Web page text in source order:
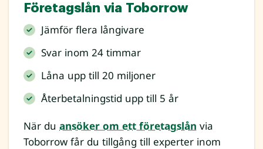
Företagslån via Toborrow
Jämför flera långivare
Svar inom 24 timmar
Låna upp till 20 miljoner
Återbetalningstid upp till 5 år
När du ansöker om ett företagslån via
Toborrow får du tillgång till experter inom